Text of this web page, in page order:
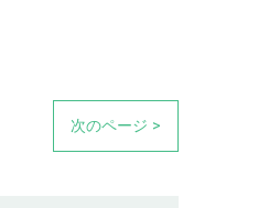
次のページ >